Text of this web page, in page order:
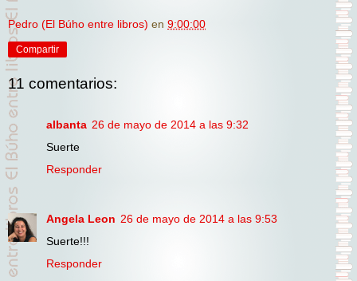
Pedro (El Búho entre libros) en 9:00:00
Compartir
11 comentarios:
albanta 26 de mayo de 2014 a las 9:32
Suerte
Responder
Angela Leon 26 de mayo de 2014 a las 9:53
Suerte!!!
Responder